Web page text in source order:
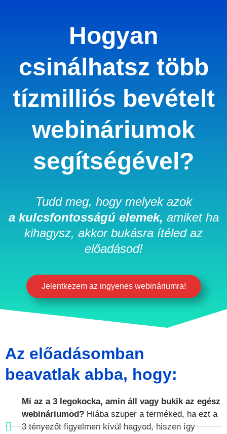
Hogyan
csinálhatsz több
tízmilliós bevételt
webináriumok
segítségével?
Tudd meg, hogy melyek azok
a kulcsfontosságú elemek, amiket ha
kihagysz, akkor bukásra ítéled az
előadásod!
Jelentkezem az ingyenes webináriumra!
Az előadásomban
beavatlak abba, hogy:
Mi az a 3 legokocka, amin áll vagy bukik az egész
webináriumod?Hiába szuper a terméked, ha ezt a
3 tényezőt figyelmen kívül hagyod, hiszen így